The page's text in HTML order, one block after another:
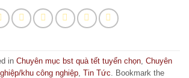
in Chuyên mục bst quà tết tuyển chọn Chuyên
khu công nghiệp Tin Tức . Bookmark the